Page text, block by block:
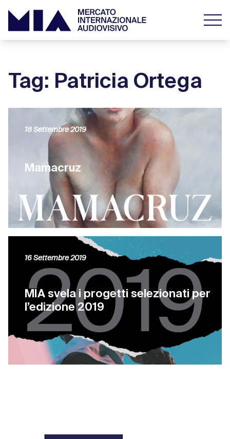
Tag: Patricia Ortega
Mamacruz
18 Settembre 2019
MIA svela i progetti selezionati per
l’edizione 2019
16 Settembre 2019